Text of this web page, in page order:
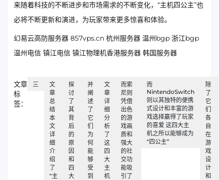
来随着科技的不断进步和市场需求的不断变化，“主机四公主”也
必将不断更新和演进，为玩家带来更多惊喜和体验。
幻易云高防服务器 857vps.cn 杭州服务器 温州bgp 浙江bgp
温州电信 镇江电信 镇江物理机香港服务器 韩国服务器
文章
标
签：
三
文
章
总
结
本
文
详
细
介
绍
了
“主
探
讨
了
其
背
后
的
原
因
和
四
大
并
阐
述
了
它
们
为
何
能
够
受
到
文
章
详
细
分
析
了
这
四
大
主
机
而索
尼则
凭借
出色
的游
戏画
质和
强大
的社
交功
能吸
引了
而
NintendoSwitch
则以其独特的便携
式设计和丰富的游
戏选择赢得了玩家
的喜爱 这四大主
机之所以能够成为
“四公主”
除
了
它
们
各
自
在
游
戏
设
计
和